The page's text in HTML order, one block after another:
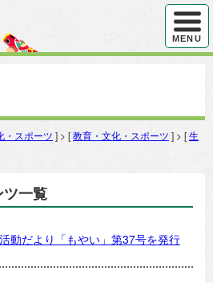
ハンバ
MENU
・スポーツ ] > [教育・文化・スポーツ ] > [生
一覧
動だより「もやい」第37号を発行